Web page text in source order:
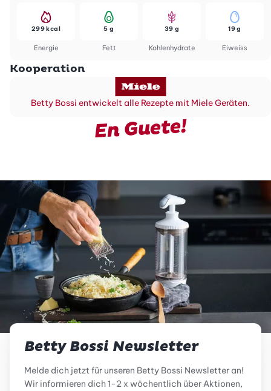
Energie
299 kcal
Fett
5 g
Kohlenhydrate
39 g
Eiweiss
19 g
Kooperation
Betty Bossi entwickelt alle Rezepte mit Miele Geräten.
En Guete!
Betty Bossi Newsletter
Melde dich jetzt für unseren Betty Bossi Newsletter an!
Wir informieren dich 1-2 x wöchentlich über Aktionen,